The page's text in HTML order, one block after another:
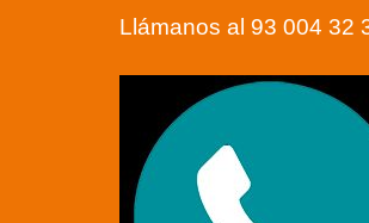
Llámanos al 93 004 32